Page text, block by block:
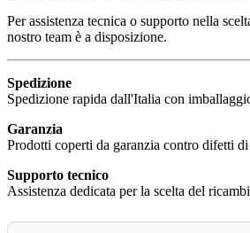
Per assistenza tecnica o supporto nella
nostro team è a disposizione.
Spedizione
Spedizione rapida dall'Italia con
Garanzia
Prodotti coperti da garanzia contro difetti
Supporto tecnico
Assistenza dedicata per la scelta del